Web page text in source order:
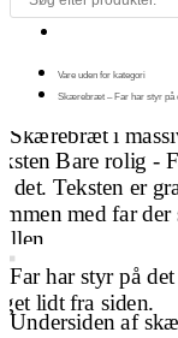
Vare uden for kategori
Skærebræt – Far har styr på